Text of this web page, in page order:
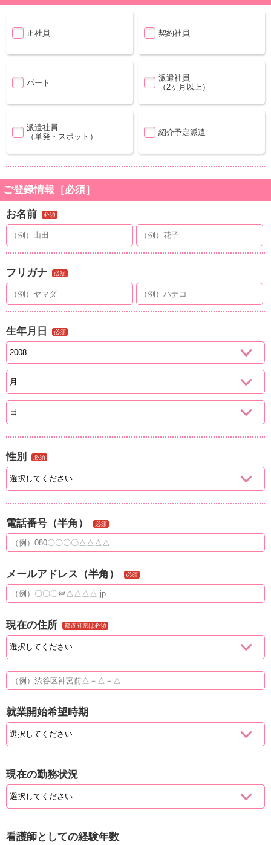
正社員 契約社員
パート
派遣社員
（2ヶ月以上）
派遣社員
（単発・スポット）
紹介予定派遣
ご登録情報［必須］
お名前 必須
フリガナ 必須
生年月日 必須
性別 必須
電話番号（半角） 必須
メールアドレス（半角） 必須
現在の住所 都道府県は必須
就業開始希望時期
現在の勤務状況
看護師としての経験年数